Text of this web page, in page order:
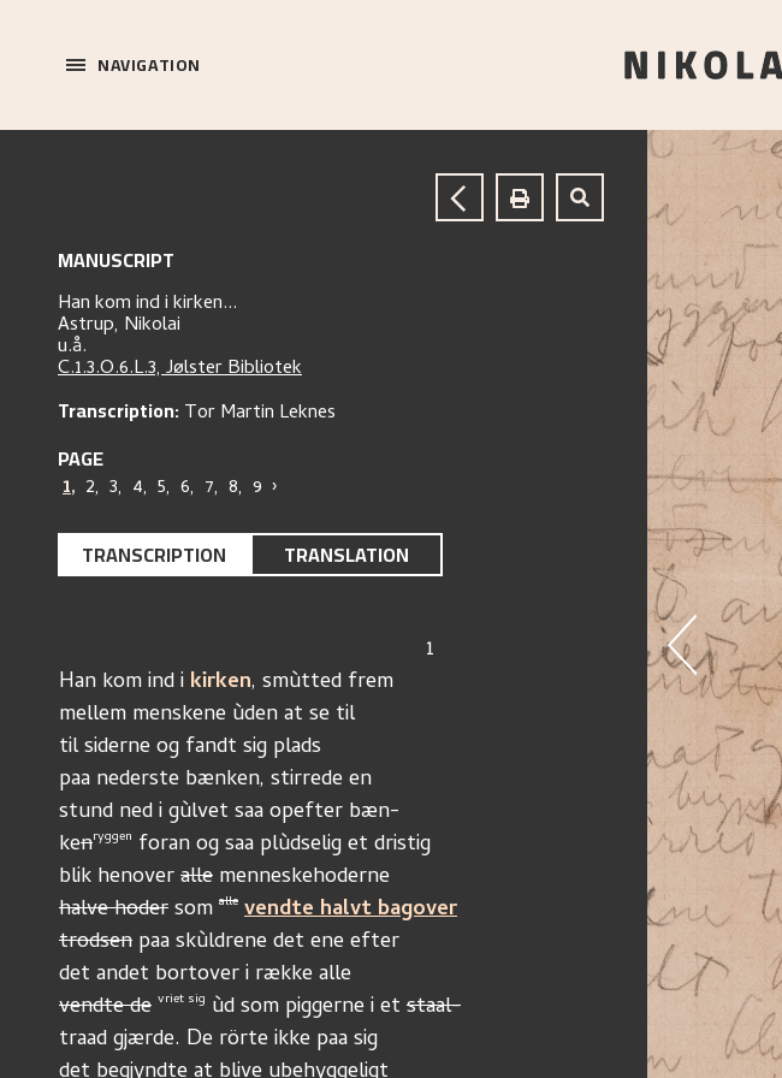
NAVIGATION
MANUSCRIPT
Han kom ind i kirken...
Astrup, Nikolai
u.å.
C.1.3.O.6.L.3, Jølster Bibliotek
Transcription:Tor Martin Leknes
PAGE
1, 2, 3, 4, 5, 6, 7, 8, 9 ›
TRANSCRIPTION TRANSLATION
                                                             1
Han kom ind i kirken, smùtted frem
mellem menskene ùden at se til
til siderne og fandt sig plads
paa nederste bænken, stirrede en
stund ned i gùlvet saa opefter bæn-
kenryggen foran og saa plùdselig et dristig
blik henover alle menneskehoderne
halve hoder som alle vendte halvt bagover
trodsen paa skùldrene det ene efter
det andet bortover i række alle
vendte de vriet sig ùd som piggerne i et staal-
traad gjærde. De rörte ikke paa sig